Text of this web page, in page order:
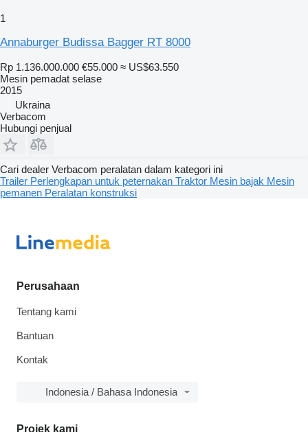
1
Annaburger Budissa Bagger RT 8000
Rp 1.136.000.000 €55.000 ≈ US$63.550
Mesin pemadat selase
2015
Ukraina
Verbacom
Hubungi penjual
Cari dealer Verbacom peralatan dalam kategori ini
Trailer Perlengkapan untuk peternakan Traktor Mesin bajak Mesin
pemanen Peralatan konstruksi
Perusahaan
Tentang kami
Bantuan
Kontak
Indonesia / Bahasa Indonesia
Projek kami